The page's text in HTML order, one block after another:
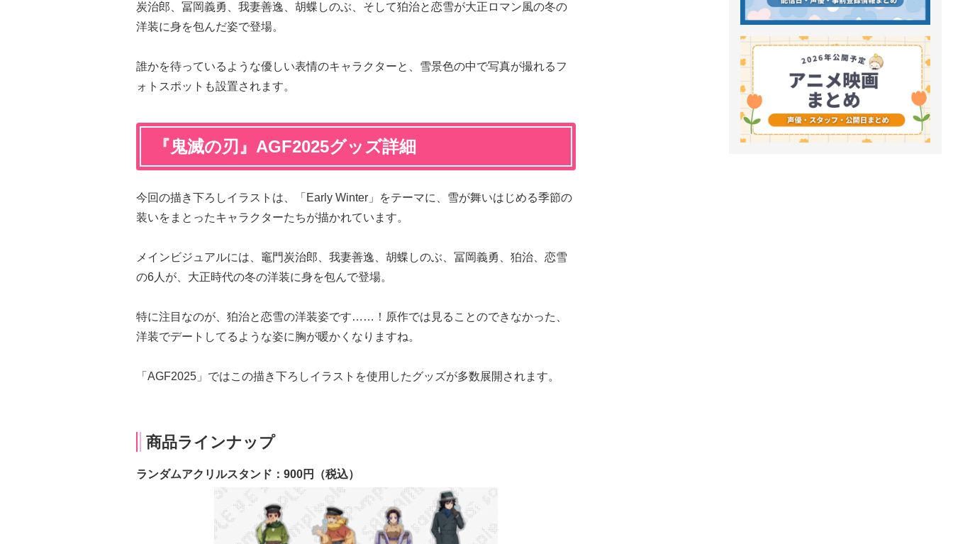
炭治郎、冨岡義勇、我妻善逸、胡蝶しのぶ、そして狛治と恋雪が大正ロマン風の冬の
洋装に身を包んだ姿で登場。
誰かを待っているような優しい表情のキャラクターと、雪景色の中で写真が撮れるフ
ォトスポットも設置されます。
『鬼滅の刃』AGF2025グッズ詳細
今回の描き下ろしイラストは、「Early Winter」をテーマに、雪が舞いはじめる季節の
装いをまとったキャラクターたちが描かれています。
メインビジュアルには、竈門炭治郎、我妻善逸、胡蝶しのぶ、冨岡義勇、狛治、恋雪
の6人が、大正時代の冬の洋装に身を包んで登場。
特に注目なのが、狛治と恋雪の洋装姿です……！原作では見ることのできなかった、
洋装でデートしてるような姿に胸が暖かくなりますね。
「AGF2025」ではこの描き下ろしイラストを使用したグッズが多数展開されます。
商品ラインナップ
ランダムアクリルスタンド：900円（税込）